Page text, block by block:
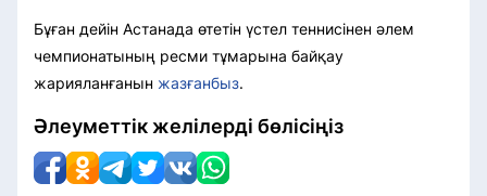
Бұған дейін Астанада өтетін үстел теннисінен әлем
чемпионатының ресми тұмарына байқау
жарияланғанын жазғанбыз.
Әлеуметтік желілерді бөлісіңіз